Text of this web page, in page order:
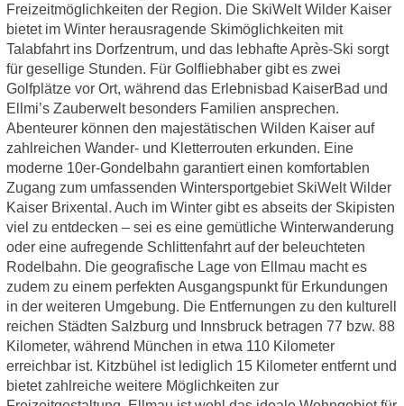
Freizeitmöglichkeiten der Region. Die SkiWelt Wilder Kaiser
bietet im Winter herausragende Skimöglichkeiten mit
Talabfahrt ins Dorfzentrum, und das lebhafte Après-Ski sorgt
für gesellige Stunden. Für Golfliebhaber gibt es zwei
Golfplätze vor Ort, während das Erlebnisbad KaiserBad und
Ellmi’s Zauberwelt besonders Familien ansprechen.
Abenteurer können den majestätischen Wilden Kaiser auf
zahlreichen Wander- und Kletterrouten erkunden. Eine
moderne 10er-Gondelbahn garantiert einen komfortablen
Zugang zum umfassenden Wintersportgebiet SkiWelt Wilder
Kaiser Brixental. Auch im Winter gibt es abseits der Skipisten
viel zu entdecken – sei es eine gemütliche Winterwanderung
oder eine aufregende Schlittenfahrt auf der beleuchteten
Rodelbahn. Die geografische Lage von Ellmau macht es
zudem zu einem perfekten Ausgangspunkt für Erkundungen
in der weiteren Umgebung. Die Entfernungen zu den kulturell
reichen Städten Salzburg und Innsbruck betragen 77 bzw. 88
Kilometer, während München in etwa 110 Kilometer
erreichbar ist. Kitzbühel ist lediglich 15 Kilometer entfernt und
bietet zahlreiche weitere Möglichkeiten zur